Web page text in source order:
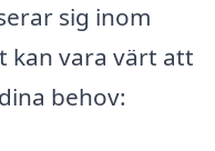
sig inom
kan vara värt att
behov: